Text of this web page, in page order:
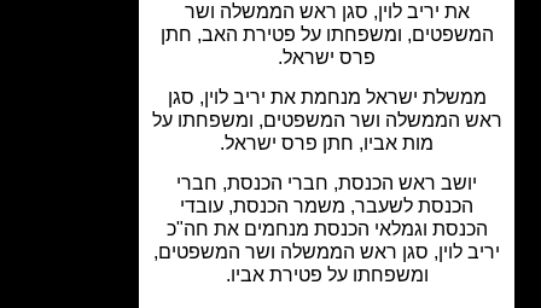
את יריב לוין, סגן ראש הממשלה ושר
ומשפחתו על פטירת האב, חתן
פרס ישראל.
ישראל מנחמת את יריב לוין, סגן
הממשלה ושר המשפטים, ומשפחתו על
מות אביו, חתן פרס ישראל.
יושב ראש הכנסת, חברי הכנסת, חברי
הכנסת לשעבר, משמר הכנסת, עובדי
וגמלאי הכנסת מנחמים את חה"כ
לוין, סגן ראש הממשלה ושר המשפטים,
ומשפחתו על פטירת אביו.